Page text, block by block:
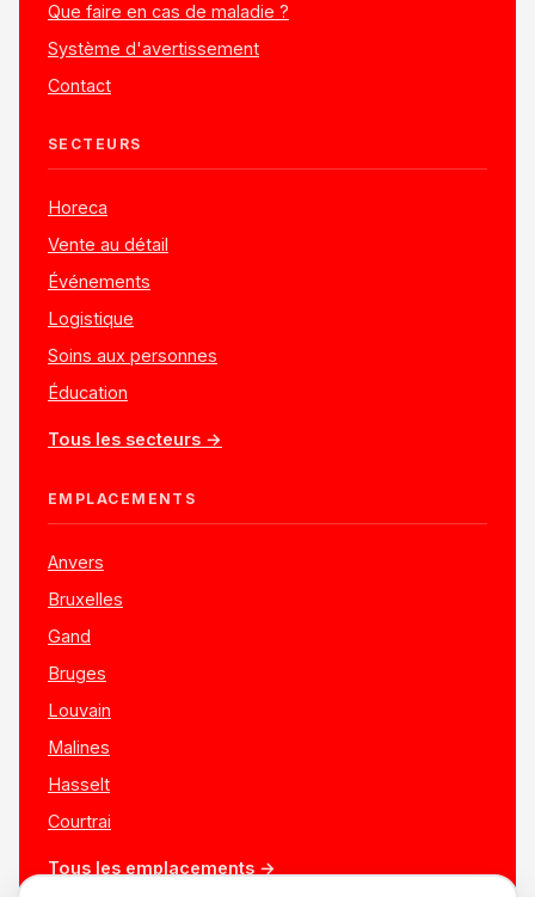
Que faire en cas de maladie ?
Système d'avertissement
Contact
SECTEURS
Horeca
Vente au détail
Événements
Logistique
Soins aux personnes
Éducation
Tous les secteurs →
EMPLACEMENTS
Anvers
Bruxelles
Gand
Bruges
Louvain
Malines
Hasselt
Courtrai
Tous les emplacements →